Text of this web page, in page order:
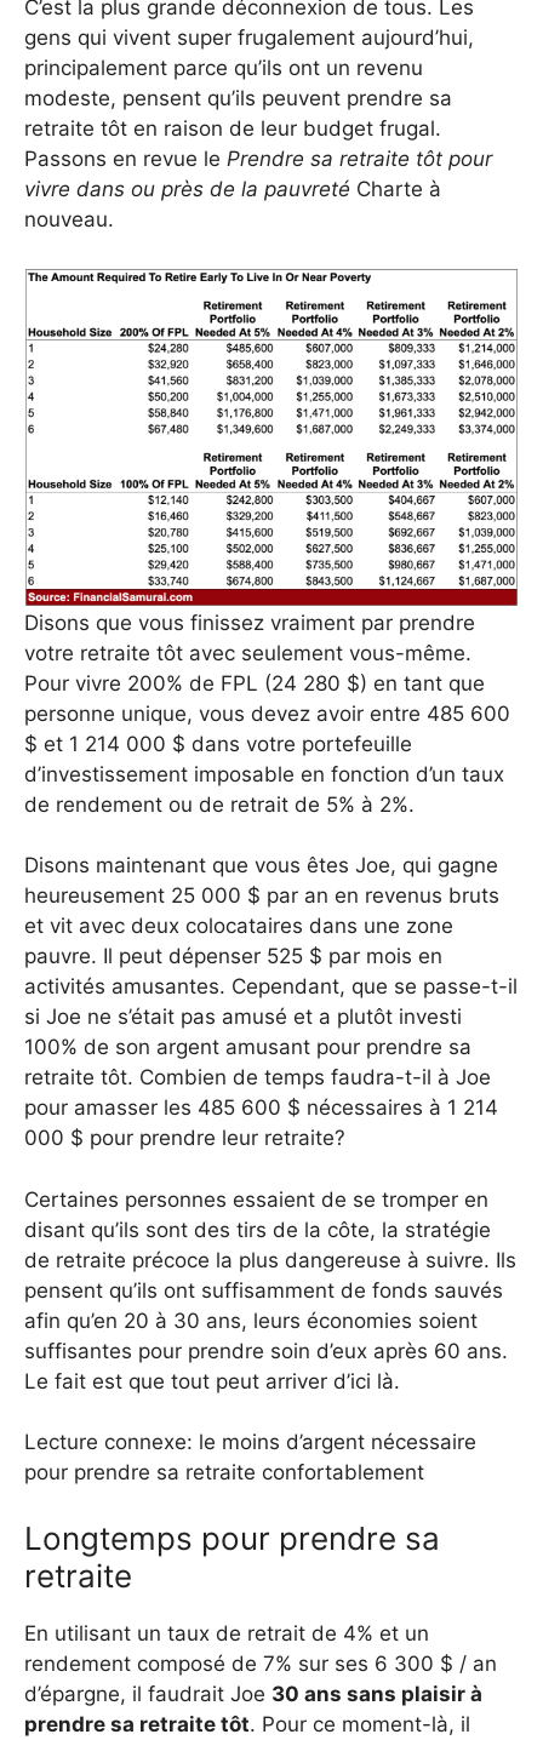
C’est la plus grande déconnexion de tous. Les
gens qui vivent super frugalement aujourd’hui,
principalement parce qu’ils ont un revenu
modeste, pensent qu’ils peuvent prendre sa
retraite tôt en raison de leur budget frugal.
Passons en revue le Prendre sa retraite tôt pour
vivre dans ou près de la pauvreté Charte à
nouveau.
Disons que vous finissez vraiment par prendre
votre retraite tôt avec seulement vous-même.
Pour vivre 200% de FPL (24 280 $) en tant que
personne unique, vous devez avoir entre 485 600
$ et 1 214 000 $ dans votre portefeuille
d’investissement imposable en fonction d’un taux
de rendement ou de retrait de 5% à 2%.
Disons maintenant que vous êtes Joe, qui gagne
heureusement 25 000 $ par an en revenus bruts
et vit avec deux colocataires dans une zone
pauvre. Il peut dépenser 525 $ par mois en
activités amusantes. Cependant, que se passe-t-il
si Joe ne s’était pas amusé et a plutôt investi
100% de son argent amusant pour prendre sa
retraite tôt. Combien de temps faudra-t-il à Joe
pour amasser les 485 600 $ nécessaires à 1 214
000 $ pour prendre leur retraite?
Certaines personnes essaient de se tromper en
disant qu’ils sont des tirs de la côte, la stratégie
de retraite précoce la plus dangereuse à suivre. Ils
pensent qu’ils ont suffisamment de fonds sauvés
afin qu’en 20 à 30 ans, leurs économies soient
suffisantes pour prendre soin d’eux après 60 ans.
Le fait est que tout peut arriver d’ici là.
Lecture connexe: le moins d’argent nécessaire
pour prendre sa retraite confortablement
Longtemps pour prendre sa
retraite
En utilisant un taux de retrait de 4% et un
rendement composé de 7% sur ses 6 300 $ / an
d’épargne, il faudrait Joe 30 ans sans plaisir à
prendre sa retraite tôt. Pour ce moment-là, il